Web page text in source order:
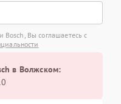
Bosch, Вы соглашаетесь с
в Волжском: